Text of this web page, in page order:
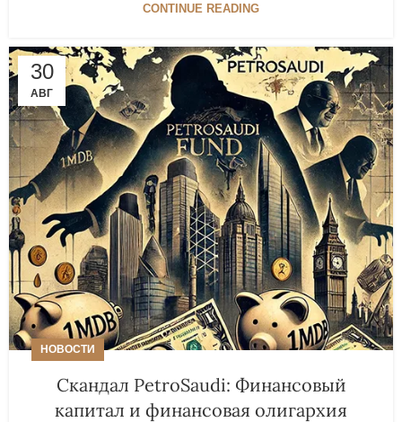
CONTINUE READING
30
АВГ
НОВОСТИ
Скандал PetroSaudi: Финансовый
капитал и финансовая олигархия